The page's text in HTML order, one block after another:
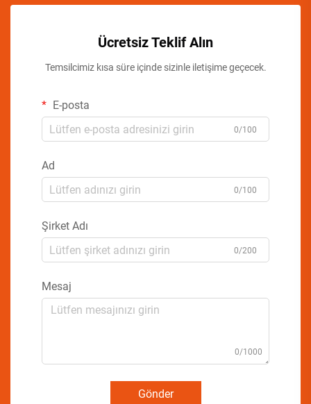
Ücretsiz Teklif Alın
Temsilcimiz kısa süre içinde sizinle iletişime geçecek.
E-posta
0/100
Ad
0/100
Şirket Adı
0/200
Mesaj
0/1000
Gönder